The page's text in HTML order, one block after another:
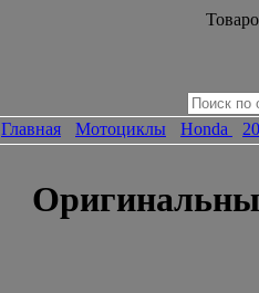
Главная Мотоциклы Honda